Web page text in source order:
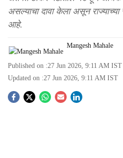
असल्याचा दावा केला असून
आहे.
Mangesh Mahale
Published on :27 Jun 2026, 9:11 AM IST
Updated on :27 Jun 2026, 9:11 AM IST
S